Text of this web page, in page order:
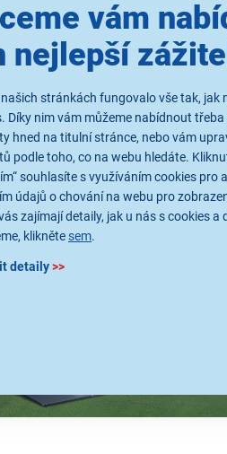
vám
nejlepší
stránkách fungovalo vše tak, jak
Díky nim vám můžeme nabídnout třeba
hned na titulní stránce, nebo vám
podle toho, co na webu hledáte.
souhlasíte s využíváním cookies pro
údajů o chování na webu pro
zajímají detaily, jak u nás s cookies a
klikněte sem.
detaily>>